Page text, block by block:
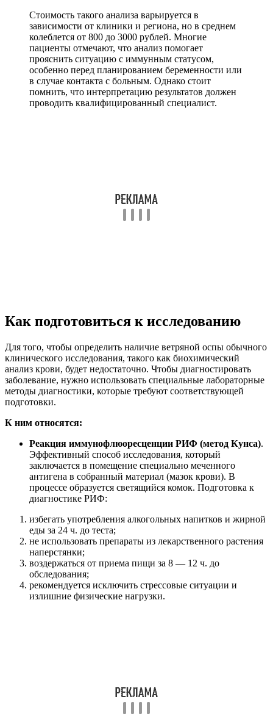
Стоимость такого анализа варьируется в
зависимости от клиники и региона, но в среднем
колеблется от 800 до 3000 рублей. Многие
пациенты отмечают, что анализ помогает
прояснить ситуацию с иммунным статусом,
особенно перед планированием беременности или
в случае контакта с больным. Однако стоит
помнить, что интерпретацию результатов должен
проводить квалифицированный специалист.
Как подготовиться к исследованию
Для того, чтобы определить наличие ветряной оспы обычного
клинического исследования, такого как биохимический
анализ крови, будет недостаточно. Чтобы диагностировать
заболевание, нужно использовать специальные лабораторные
методы диагностики, которые требуют соответствующей
подготовки.
К ним относятся:
Реакция иммунофлюоресценции РИФ (метод Кунса).
Эффективный способ исследования, который
заключается в помещение специально меченного
антигена в собранный материал (мазок крови). В
процессе образуется светящийся комок. Подготовка к
диагностике РИФ:
избегать употребления алкогольных напитков и жирной
еды за 24 ч. до теста;
не использовать препараты из лекарственного растения
наперстянки;
воздержаться от приема пищи за 8 — 12 ч. до
обследования;
рекомендуется исключить стрессовые ситуации и
излишние физические нагрузки.